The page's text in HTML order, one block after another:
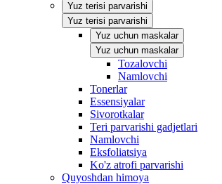
Yuz terisi parvarishi
Yuz terisi parvarishi
Yuz uchun maskalar
Yuz uchun maskalar
Tozalovchi
Namlovchi
Tonerlar
Essensiyalar
Sivorotkalar
Teri parvarishi gadjetlari
Namlovchi
Eksfoliatsiya
Ko'z atrofi parvarishi
Quyoshdan himoya